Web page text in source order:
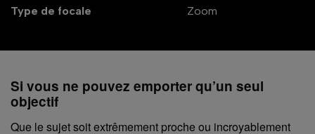
Type de focale Zoom
Si vous ne pouvez emporter qu’un seul
objectif
Que le sujet soit extrêmement proche ou incroyablement